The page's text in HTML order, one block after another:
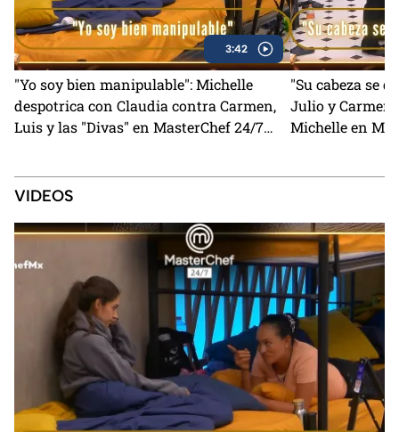
3:42
"Yo soy bien manipulable": Michelle
despotrica con Claudia contra Carmen,
Luis y las "Divas" en MasterChef 24/7
"Su cabeza se
Julio y Carmen
Michelle en
VIDEOS